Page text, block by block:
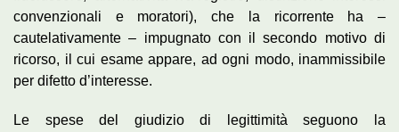
convenzionali e moratori), che la ricorrente ha –
cautelativamente – impugnato con il secondo motivo di
ricorso, il cui esame appare, ad ogni modo, inammissibile
per difetto d’interesse.
Le spese del giudizio di legittimità seguono la